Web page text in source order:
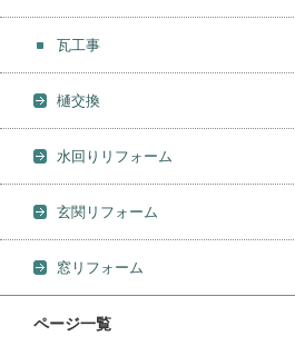
瓦工事
樋交換
水回りリフォーム
玄関リフォーム
窓リフォーム
ページ一覧